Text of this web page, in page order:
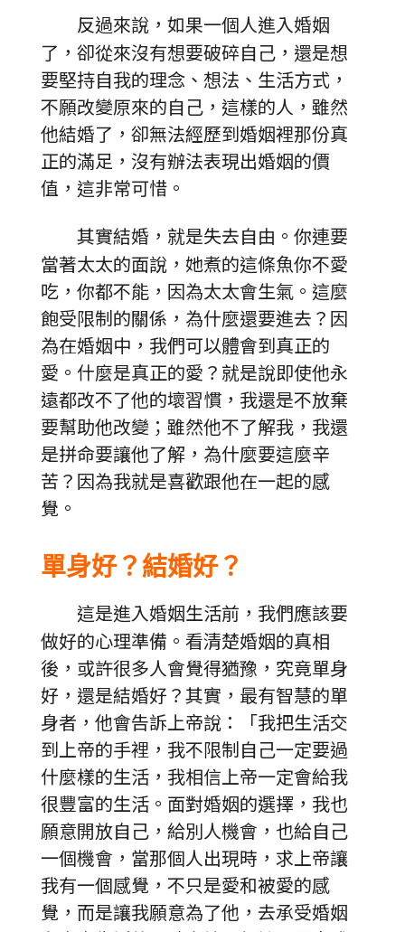
反過來說，如果一個人進入婚姻
了，卻從來沒有想要破碎自己，還是想
要堅持自我的理念、想法、生活方式，
不願改變原來的自己，這樣的人，雖然
他結婚了，卻無法經歷到婚姻裡那份真
正的滿足，沒有辦法表現出婚姻的價
值，這非常可惜。
其實結婚，就是失去自由。你連要
當著太太的面說，她煮的這條魚你不愛
吃，你都不能，因為太太會生氣。這麼
飽受限制的關係，為什麼還要進去？因
為在婚姻中，我們可以體會到真正的
愛。什麼是真正的愛？就是說即使他永
遠都改不了他的壞習慣，我還是不放棄
要幫助他改變；雖然他不了解我，我還
是拼命要讓他了解，為什麼要這麼辛
苦？因為我就是喜歡跟他在一起的感
覺。
單身好？結婚好？
這是進入婚姻生活前，我們應該要
做好的心理準備。看清楚婚姻的真相
後，或許很多人會覺得猶豫，究竟單身
好，還是結婚好？其實，最有智慧的單
身者，他會告訴上帝說：「我把生活交
到上帝的手裡，我不限制自己一定要過
什麼樣的生活，我相信上帝一定會給我
很豐富的生活。面對婚姻的選擇，我也
願意開放自己，給別人機會，也給自己
一個機會，當那個人出現時，求上帝讓
我有一個感覺，不只是愛和被愛的感
覺，而是讓我願意為了他，去承受婚姻